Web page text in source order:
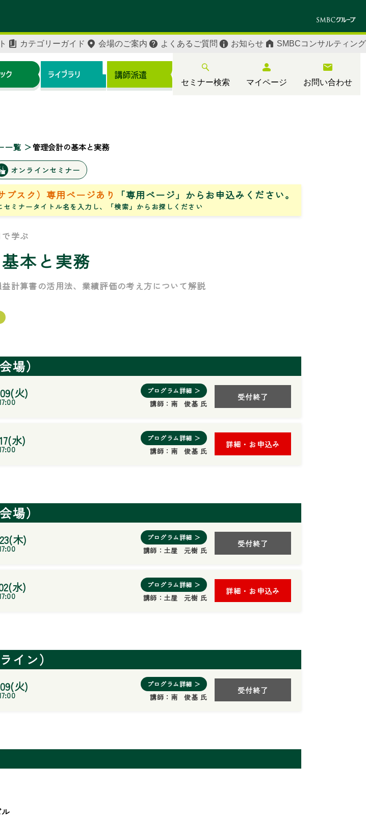
セミナー検索 マイページ お問い合わせ
カテゴリーガイド 会場のご案内 よくあるご質問 お知らせ SMBCコンサルティング
一覧 管理会計の基本と実務
オンラインセミナー
ブスク）専用ページあり 「専用ページ」からお申込みください。
セミナータイトル名を入力し、「検索」からお探しください
学ぶ
本と実務
計算書の活用法、業績評価の考え方について解説
場）
火) プログラム詳細 ＞
講師： 南 俊基 氏
受付終了
水) プログラム詳細 ＞
講師： 南 俊基 氏
詳細・お申込み
場）
木) プログラム詳細 ＞
講師： 土屋 元樹 氏
受付終了
水) プログラム詳細 ＞
講師： 土屋 元樹 氏
詳細・お申込み
イン）
火) プログラム詳細 ＞
講師： 南 俊基 氏
受付終了